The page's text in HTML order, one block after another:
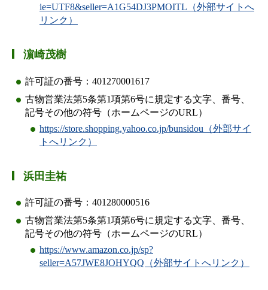
ie=UTF8&seller=A1G54DJ3PMOITL（外部サイトへ
リンク）
濵崎茂樹
許可証の番号：401270001617
古物営業法第5条第1項第6号に規定する文字、番号、
記号その他の符号（ホームページのURL）
https://store.shopping.yahoo.co.jp/bunsidou（外部サイ
トへリンク）
浜田圭祐
許可証の番号：401280000516
古物営業法第5条第1項第6号に規定する文字、番号、
記号その他の符号（ホームページのURL）
https://www.amazon.co.jp/sp?
seller=A57JWE8JOHYQQ（外部サイトへリンク）